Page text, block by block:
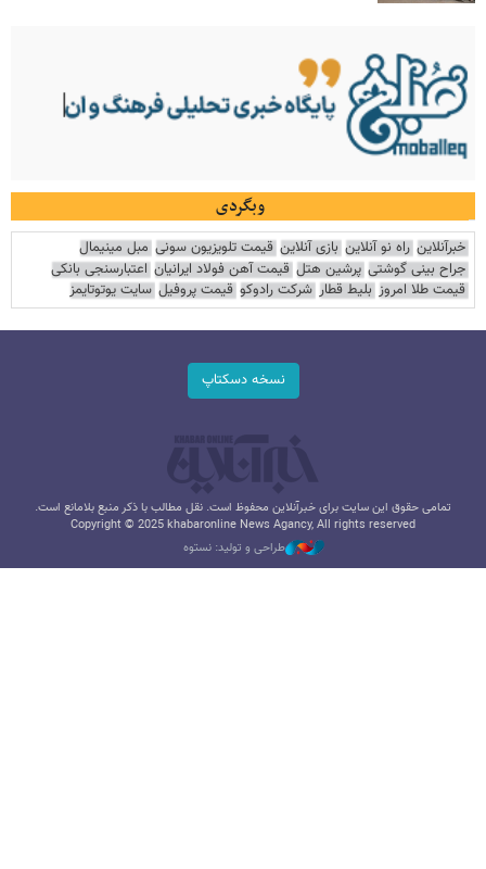
وبگردی
خبرآنلاین راه نو آنلاین بازی آنلاین قیمت تلویزیون سونی مبل مینیمال
جراح بینی گوشتی پرشین هتل قیمت آهن فولاد ایرانیان اعتبارسنجی بانکی
قیمت طلا امروز بلیط قطار شرکت رادوکو قیمت پروفیل سایت یوتوتایمز
نسخه دسکتاپ
تمامی حقوق این سایت برای خبرآنلاین محفوظ است. نقل مطالب با ذکر منبع بلامانع است.
Copyright © 2025 khabaronline News Agancy, All rights reserved
طراحی و تولید: نستوه